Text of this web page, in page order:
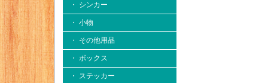
・ シンカー
・ 小物
・ その他用品
・ ボックス
・ ステッカー